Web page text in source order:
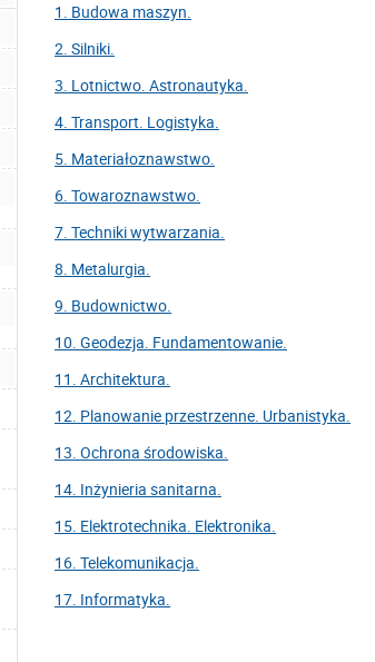
1. Budowa maszyn.
2. Silniki.
3. Lotnictwo. Astronautyka.
4. Transport. Logistyka.
5. Materiałoznawstwo.
6. Towaroznawstwo.
7. Techniki wytwarzania.
8. Metalurgia.
9. Budownictwo.
10. Geodezja. Fundamentowanie.
11. Architektura.
12. Planowanie przestrzenne. Urbanistyka.
13. Ochrona środowiska.
14. Inżynieria sanitarna.
15. Elektrotechnika. Elektronika.
16. Telekomunikacja.
17. Informatyka.